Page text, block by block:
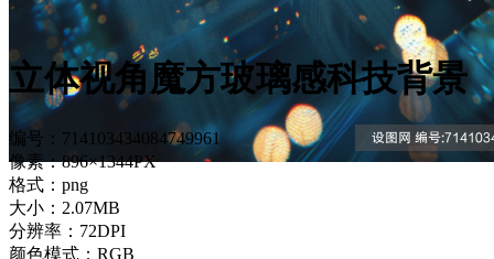
立体视角魔方玻璃感科技背景
编号：714103434084749961
像素：896×1344PX
格式：png
大小：2.07MB
分辨率：72DPI
颜色模式：RGB